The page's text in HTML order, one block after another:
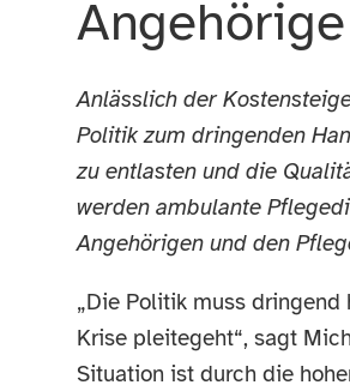
Anlässlich der
Politik zum dringenden
zu entlasten und die
werden ambulante
Angehörigen und den
„Die Politik muss
Krise pleitegeht“, sagt
Situation ist durch die